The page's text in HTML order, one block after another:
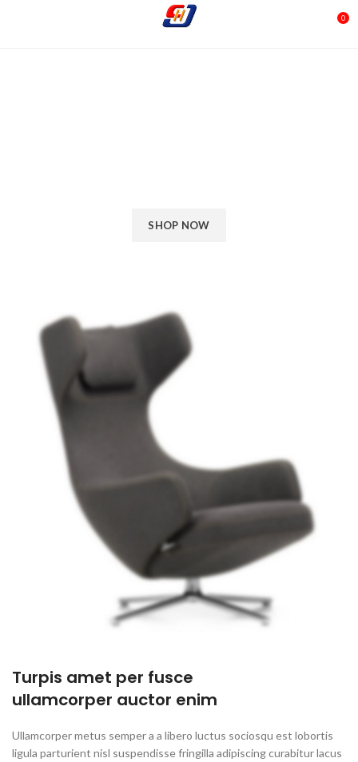
0
SHOP NOW
Turpis amet per fusce
ullamcorper auctor enim
Ullamcorper metus semper a a libero luctus sociosqu est lobortis
ligula parturient nisl suspendisse fringilla adipiscing curabitur lacus